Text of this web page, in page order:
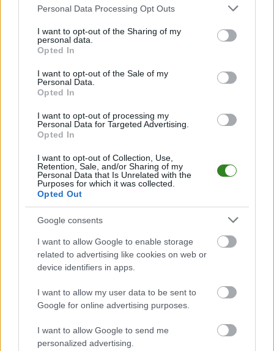
Please note that this website/app uses one or more Google
not limited to your visit or usage behaviour. You may click to
grant or deny consent to Google and its third-party tags to
use your data for below specified purposes in below Google
consent section.
Personal Data Processing Opt Outs
I want to opt-out of the Sharing of my
personal data.
Opted In
I want to opt-out of the Sale of my
Personal Data.
Opted In
I want to opt-out of processing my
Personal Data for Targeted Advertising.
Opted In
I want to opt-out of Collection, Use,
Retention, Sale, and/or Sharing of my
Personal Data that Is Unrelated with the
Purposes for which it was collected.
Opted Out
Google consents
I want to allow Google to enable storage
related to advertising like cookies on web or
device identifiers in apps.
I want to allow my user data to be sent to
Google for online advertising purposes.
I want to allow Google to send me
personalized advertising.
Jeśli jesteś kibicem klubu Błękitni Siedlanka lub Orły Ruda - zaglądaj tutaj
częściej. Nasz serwis regularnie dostarcza informacje o
PodkarpacieLive.pl to największa bazameczów lokalnych drużyn
piłkarskichw województwie. Sprawdź nasze relacje, śledź ulubioną ligę i
bądź na bieżąco z wydarzeniami z boisk!
Analiza przed meczem: Błękitni Siedlanka vs Orły Ruda
Błękitni Siedlanka - Orły Ruda
czerwca 2022. Początek meczu o godz. 17:00.
Błękitni Siedlankaprzystępuje do tego spotkania w roli gospodarza.
Jak drużyna radzi sobie w sezonie 2021/2022 rozgrywek Rzeszów > Klasa
A, gr. III przed własną publicznością? Na tej stronie możecie zobaczyć
tabelę uwzględniającą tylko mecze u siebie. W tabeli biorącej pod uwagę
tylko mecze wyjazdowe możecie natomiast sprawdzić jak spisuje się klub
Rzeszów > Klasa A, gr. III - sytuacja w tabeli
Przed meczami 30. kolejki - Rzeszów > Klasa A, gr. III gospodarze (Błękitni
16. miejscu.
Poniżej znajdziesz także ostatnie mecze obu drużyn oraz statystyki
Błękitni Siedlanka vs. Orły Ruda - relacja, wynik na żywo,
transmisja